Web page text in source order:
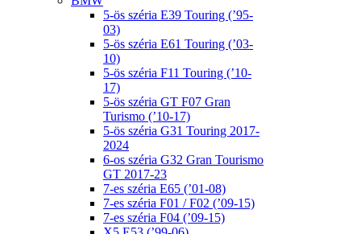
5-ös széria E39 Touring (’95-
03)
5-ös széria E61 Touring (’03-
10)
5-ös széria F11 Touring (’10-
17)
5-ös széria GT F07 Gran
Turismo (’10-17)
5-ös széria G31 Touring 2017-
2024
6-os széria G32 Gran Tourismo
GT 2017-23
7-es széria E65 (’01-08)
7-es széria F01 / F02 (’09-15)
7-es széria F04 (’09-15)